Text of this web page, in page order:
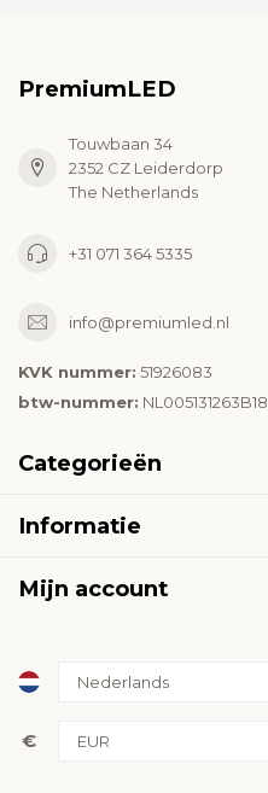
PremiumLED
Touwbaan 34
2352 CZ Leiderdorp
The Netherlands
+31 071 364 5335
info@premiumled.nl
KVK nummer: 51926083
btw-nummer: NL005131263B18
Categorieën
Informatie
Mijn account
€